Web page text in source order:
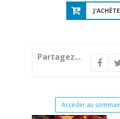
J'ACHÈTE
Partagez...
Accéder au